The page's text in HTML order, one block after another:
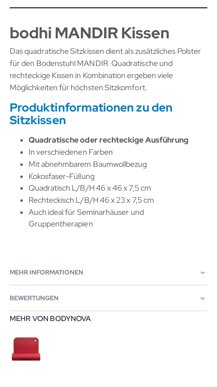
bodhi MANDIR Kissen
Das quadratische Sitzkissen dient als zusätzliches Polster
für den Bodenstuhl MANDIR. Quadratische und
rechteckige Kissen in Kombination ergeben viele
Möglichkeiten für höchsten Sitzkomfort.
Produktinformationen zu den
Sitzkissen
Quadratische oder rechteckige Ausführung
In verschiedenen Farben
Mit abnehmbarem Baumwollbezug
Kokosfaser-Füllung
Quadratisch L/B/H 46 x 46 x 7,5 cm
Rechteckisch L/B/H 46 x 23 x 7,5 cm
Auch ideal für Seminarhäuser und
Gruppentherapien
MEHR INFORMATIONEN
BEWERTUNGEN
MEHR VON BODYNOVA